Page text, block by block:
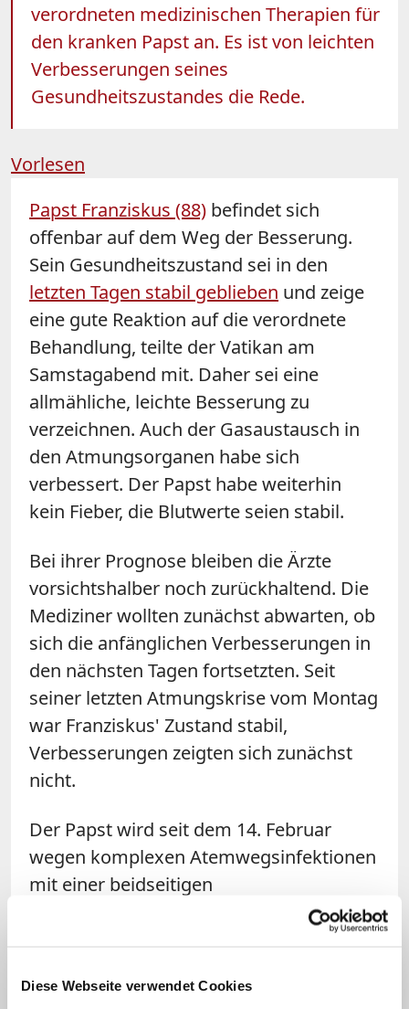
Diese Webseite verwendet Cookies
verordneten medizinischen Therapien für
den kranken Papst an. Es ist von leichten
Verbesserungen seines
Gesundheitszustandes die Rede.
Vorlesen
Papst Franziskus (88) befindet sich
offenbar auf dem Weg der Besserung.
Sein Gesundheitszustand sei in den
letzten Tagen stabil geblieben und zeige
eine gute Reaktion auf die verordnete
Behandlung, teilte der Vatikan am
Samstagabend mit. Daher sei eine
allmähliche, leichte Besserung zu
verzeichnen. Auch der Gasaustausch in
den Atmungsorganen habe sich
verbessert. Der Papst habe weiterhin
kein Fieber, die Blutwerte seien stabil.
Bei ihrer Prognose bleiben die Ärzte
vorsichtshalber noch zurückhaltend. Die
Mediziner wollten zunächst abwarten, ob
sich die anfänglichen Verbesserungen in
den nächsten Tagen fortsetzten. Seit
seiner letzten Atmungskrise vom Montag
war Franziskus' Zustand stabil,
Verbesserungen zeigten sich zunächst
nicht.
Der Papst wird seit dem 14. Februar
wegen komplexen Atemwegsinfektionen
mit einer beidseitigen
in der Gemelli-Klinik
. Am Samstag habe er in der
danach abwechselnd ausgeruht und